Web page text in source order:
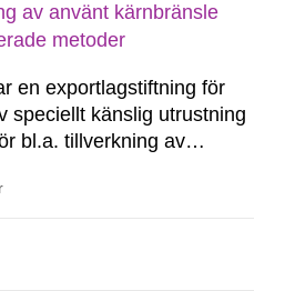
av använt kärnbränsle
metoder
en exportlagstiftning för
speciellt känslig utrustning
bl.a. tillverkning av
sådana vapen.